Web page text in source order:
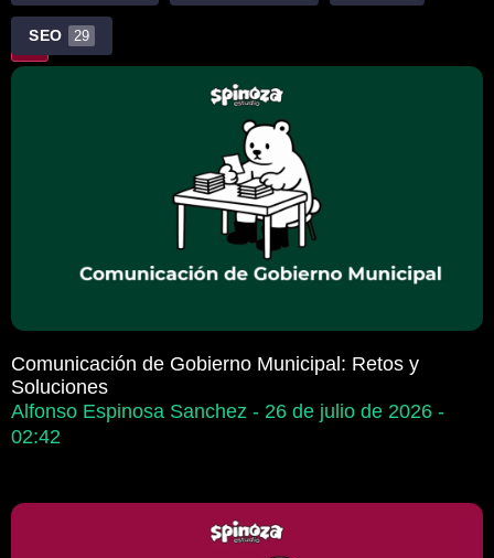
SEO 29
Comunicación de Gobierno Municipal: Retos y
Soluciones
Alfonso Espinosa Sanchez
26 de julio de 2026
02:42